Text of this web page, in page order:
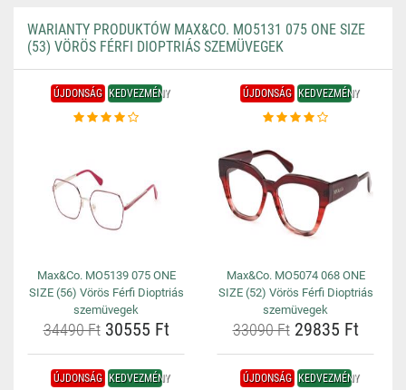
WARIANTY PRODUKTÓW MAX&CO. MO5131 075 ONE SIZE
(53) VÖRÖS FÉRFI DIOPTRIÁS SZEMÜVEGEK
ÚJDONSÁG KEDVEZMÉNY
Max&Co. MO5139 075 ONE
SIZE (56) Vörös Férfi Dioptriás
szemüvegek
34490 Ft30555 Ft
ÚJDONSÁG KEDVEZMÉNY
Max&Co. MO5074 068 ONE
SIZE (52) Vörös Férfi Dioptriás
szemüvegek
33090 Ft29835 Ft
ÚJDONSÁG KEDVEZMÉNY ÚJDONSÁG KEDVEZMÉNY